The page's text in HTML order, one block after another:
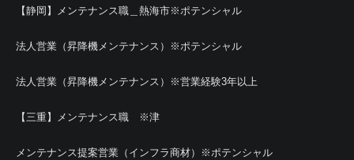
【静岡】メンテナンス職＿熱海市※ポテンシャル
法人営業（昇降機メンテナンス）※ポテンシャル
法人営業（昇降機メンテナンス）※営業経験3年以上
【三重】メンテナンス職 ※津
メンテナンス提案営業（インフラ商材）※ポテンシャル